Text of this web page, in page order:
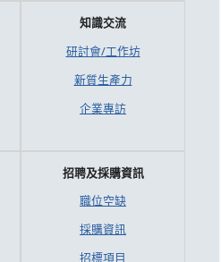
知識交流
研討會/工作坊
新質生產力
企業專訪
招聘及採購資訊
職位空缺
採購資訊
招標項目